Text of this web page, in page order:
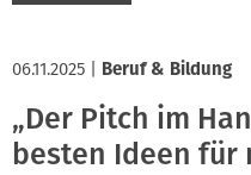
06.11.2025 Beruf & Bildung
„Der Pitch im
besten Ideen für